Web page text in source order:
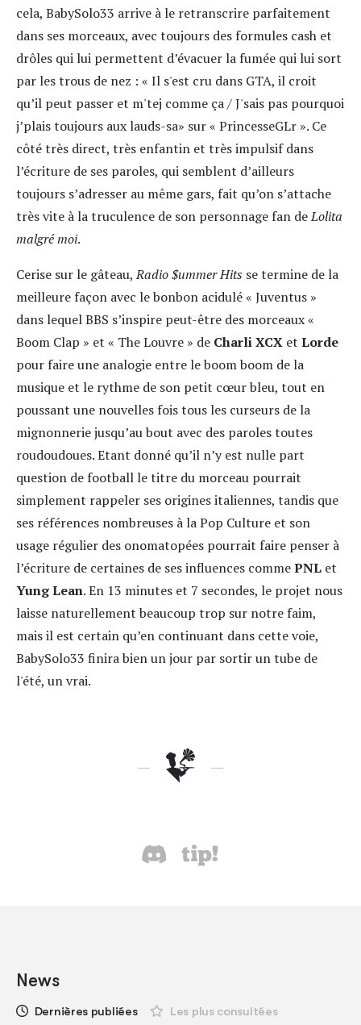
cela, BabySolo33 arrive à le retranscrire parfaitement
dans ses morceaux, avec toujours des formules cash et
drôles qui lui permettent d’évacuer la fumée qui lui sort
par les trous de nez : « Il s'est cru dans GTA, il croit
qu’il peut passer et m'tej comme ça / J'sais pas pourquoi
j’plais toujours aux lauds-sa» sur « PrincesseGLr ». Ce
côté très direct, très enfantin et très impulsif dans
l’écriture de ses paroles, qui semblent d’ailleurs
toujours s’adresser au même gars, fait qu’on s’attache
très vite à la truculence de son personnage fan deLolita
malgré moi.
Cerise sur le gâteau,Radio $ummer Hits se termine de la
meilleure façon avec le bonbon acidulé « Juventus »
dans lequel BBS s’inspire peut-être des morceaux «
Boom Clap » et « The Louvre » de Charli XCX et Lorde
pour faire une analogie entre le boom boom de la
musique et le rythme de son petit cœur bleu, tout en
poussant une nouvelles fois tous les curseurs de la
mignonnerie jusqu’au bout avec des paroles toutes
roudoudoues. Etant donné qu’il n’y est nulle part
question de football le titre du morceau pourrait
simplement rappeler ses origines italiennes, tandis que
ses références nombreuses à la Pop Culture et son
usage régulier des onomatopées pourrait faire penser à
l’écriture de certaines de ses influences commePNL et
Yung Lean. En 13 minutes et 7 secondes, le projet nous
laisse naturellement beaucoup trop sur notre faim,
mais il est certain qu’en continuant dans cette voie,
BabySolo33 finira bien un jour par sortir un tube de
l'été, un vrai.
News
Dernières publiées Les plus consultées